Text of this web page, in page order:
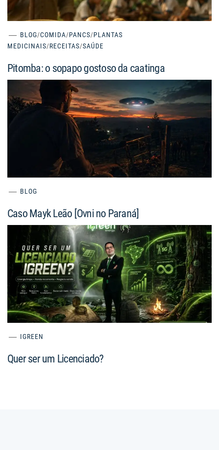
BLOG/COMIDA/PANCS/PLANTAS
MEDICINAIS/RECEITAS/SAÚDE
Pitomba: o sopapo gostoso da caatinga
BLOG
Caso Mayk Leão [Ovni no Paraná]
IGREEN
Quer ser um Licenciado?